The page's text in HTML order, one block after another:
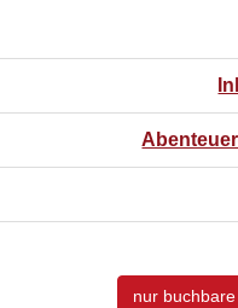
nur buchbare